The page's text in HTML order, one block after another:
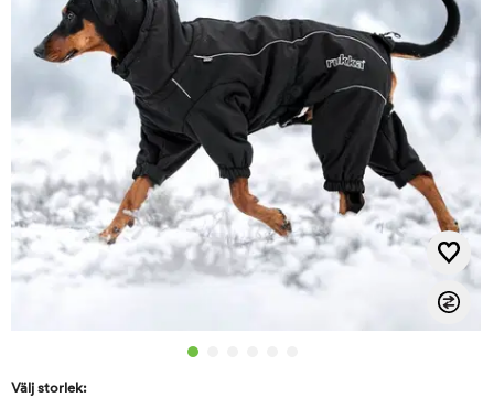
Välj storlek: